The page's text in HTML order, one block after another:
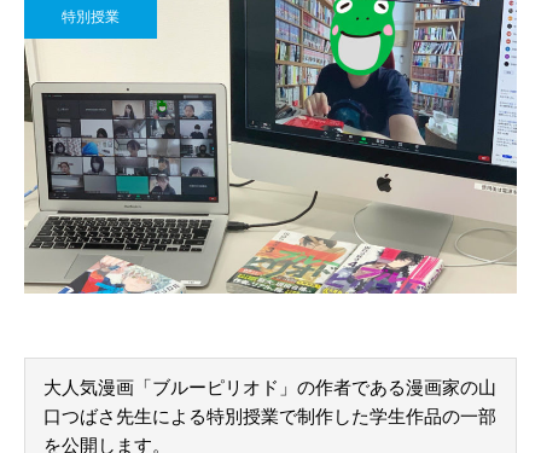
特別授業
大人気漫画「ブルーピリオド」の作者である漫画家の山
口つばさ先生による特別授業で制作した学生作品の一部
を公開します。